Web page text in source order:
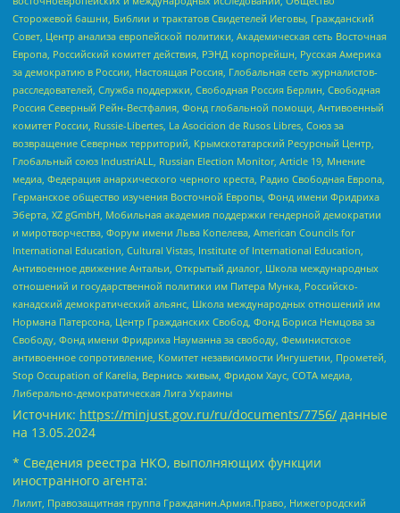
Сторожевой башни, Библии и трактатов Свидетелей Иеговы, Гражданский
Совет, Центр анализа европейской политики, Академическая сеть Восточная
Европа, Российский комитет действия, РЭНД корпорейшн, Русская Америка
за демократию в России, Настоящая Россия, Глобальная сеть журналистов-
расследователей, Служба поддержки, Свободная Россия Берлин, Свободная
Россия Северный Рейн-Вестфалия, Фонд глобальной помощи, Антивоенный
комитет России, Russie-Libertes, La Asocicion de Rusos Libres, Союз за
возвращение Северных территорий, Крымскотатарский Ресурсный Центр,
Глобальный союз IndustriALL, Russian Election Monitor, Article 19, Мнение
медиа, Федерация анархического черного креста, Радио Свободная Европа,
Германское общество изучения Восточной Европы, Фонд имени Фридриха
Эберта, XZ gGmbH, Мобильная академия поддержки гендерной демократии
и миротворчества, Форум имени Льва Копелева, American Councils for
International Education, Cultural Vistas, Institute of International Education,
Антивоенное движение Антальи, Открытый диалог, Школа международных
отношений и государственной политики им Питера Мунка, Российско-
канадский демократический альянс, Школа международных отношений им
Нормана Патерсона, Центр Гражданских Свобод, Фонд Бориса Немцова за
Свободу, Фонд имени Фридриха Науманна за свободу, Феминистское
антивоенное сопротивление, Комитет независимости Ингушетии, Прометей,
Stop Occupation of Karelia, Вернись живым, Фридом Хаус, СОТА медиа,
Либерально-демократическая Лига Украины
Источник: https://minjust.gov.ru/ru/documents/7756/ данные
на 13.05.2024
* Сведения реестра НКО, выполняющих функции
иностранного агента:
Лилит, Правозащитная группа Гражданин.Армия.Право, Нижегородский